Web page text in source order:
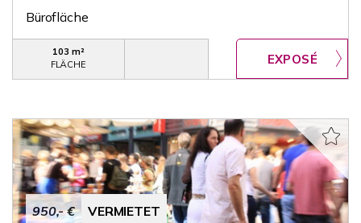
Bürofläche
103 m²
FLÄCHE
950,- € VERMIETET